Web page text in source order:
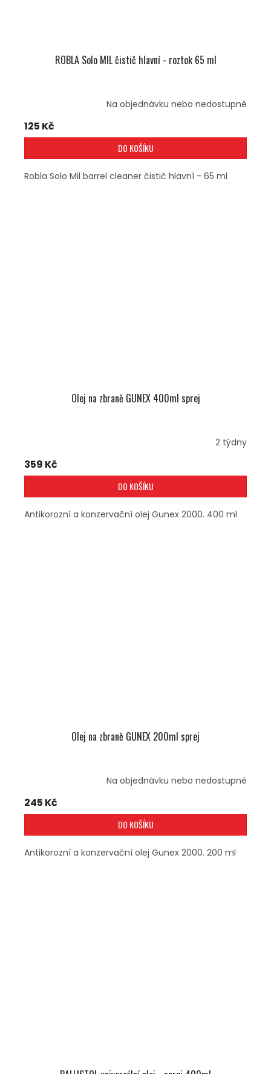
ROBLA Solo MIL čistič hlavní - roztok 65 ml
Na objednávku nebo nedostupné
125 Kč
DO KOŠÍKU
Robla Solo Mil barrel cleaner čistič hlavní - 65 ml
Olej na zbraně GUNEX 400ml sprej
2 týdny
359 Kč
DO KOŠÍKU
Antikorozní a konzervační olej Gunex 2000. 400 ml
Olej na zbraně GUNEX 200ml sprej
Na objednávku nebo nedostupné
245 Kč
DO KOŠÍKU
Antikorozní a konzervační olej Gunex 2000. 200 ml